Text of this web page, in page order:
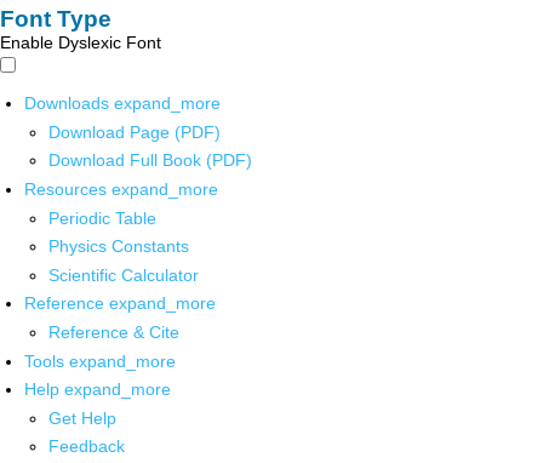
Font Type
Enable Dyslexic Font
Downloads expand_more
Download Page (PDF)
Download Full Book (PDF)
Resources expand_more
Periodic Table
Physics Constants
Scientific Calculator
Reference expand_more
Reference & Cite
Tools expand_more
Help expand_more
Get Help
Feedback